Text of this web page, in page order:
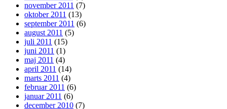
november 2011 (7)
oktober 2011 (13)
september 2011 (6)
august 2011 (5)
juli 2011 (15)
juni 2011 (1)
maj 2011 (4)
april 2011 (14)
marts 2011 (4)
februar 2011 (6)
januar 2011 (6)
december 2010 (7)